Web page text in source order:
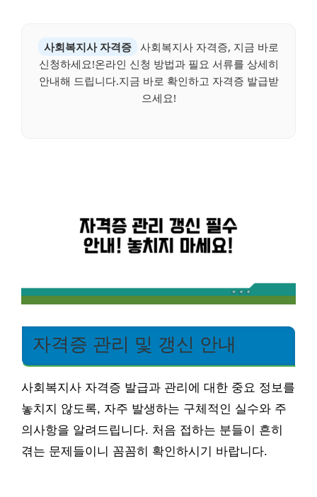
사회복지사 자격증 사회복지사 자격증, 지금 바로
신청하세요!온라인 신청 방법과 필요 서류를 상세히
안내해 드립니다.지금 바로 확인하고 자격증 발급받
으세요!
자격증 관리 및 갱신 안내
사회복지사 자격증 발급과 관리에 대한 중요 정보를
놓치지 않도록, 자주 발생하는 구체적인 실수와 주
의사항을 알려드립니다. 처음 접하는 분들이 흔히
겪는 문제들이니 꼼꼼히 확인하시기 바랍니다.